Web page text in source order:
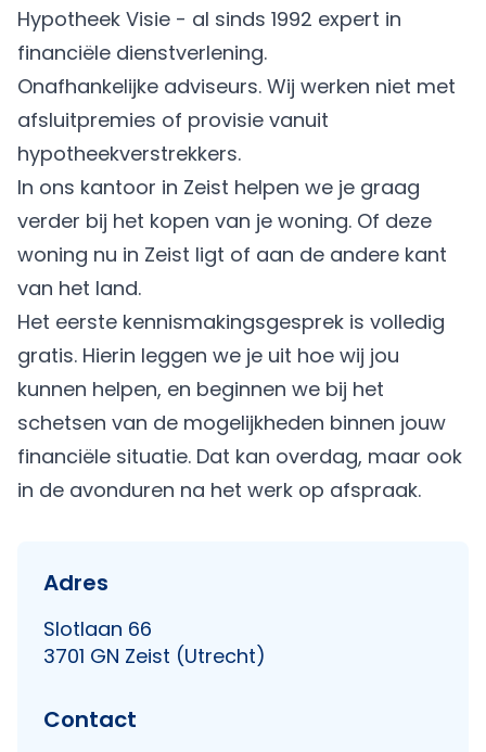
Hypotheek Visie - al sinds 1992 expert in
financiële dienstverlening.
Onafhankelijke adviseurs. Wij werken niet met
afsluitpremies of provisie vanuit
hypotheekverstrekkers.
In ons kantoor in Zeist helpen we je graag
verder bij het kopen van je woning. Of deze
woning nu in Zeist ligt of aan de andere kant
van het land.
Het eerste kennismakingsgesprek is volledig
gratis. Hierin leggen we je uit hoe wij jou
kunnen helpen, en beginnen we bij het
schetsen van de mogelijkheden binnen jouw
financiële situatie. Dat kan overdag, maar ook
in de avonduren na het werk op afspraak.
Adres
Slotlaan 66
3701 GN Zeist (Utrecht)
Contact